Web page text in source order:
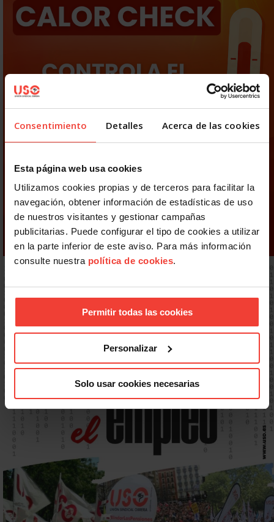
Consentimiento Detalles Acerca de las cookies
Esta página web usa cookies
Utilizamos cookies propias y de terceros para facilitar la
navegación, obtener información de estadísticas de uso
de nuestros visitantes y gestionar campañas
publicitarias. Puede configurar el tipo de cookies a utilizar
en la parte inferior de este aviso. Para más información
consulte nuestra política de cookies.
Permitir todas las cookies
Personalizar
Solo usar cookies necesarias